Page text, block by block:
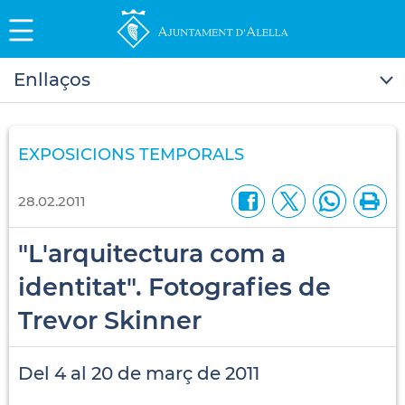
Enllaços
EXPOSICIONS TEMPORALS
28.02.2011
"L'arquitectura com a
identitat". Fotografies de
Trevor Skinner
Del 4 al 20 de març de 2011